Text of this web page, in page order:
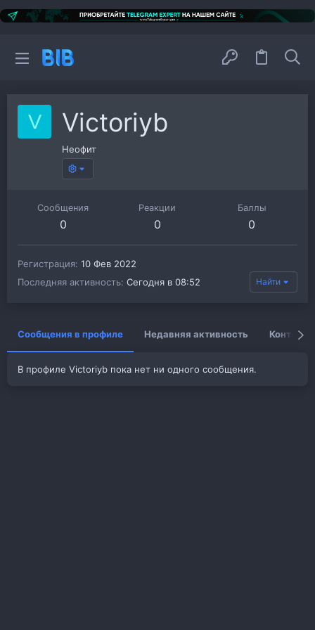
V Victoriyb
Неофит
Сообщения
0
Реакции
0
Баллы
0
Регистрация 10 Фев 2022
Последняя активность Сегодня в 08:52 Найти
Сообщения в профиле Недавняя активность Контент
В профиле Victoriyb пока нет ни одного сообщения.